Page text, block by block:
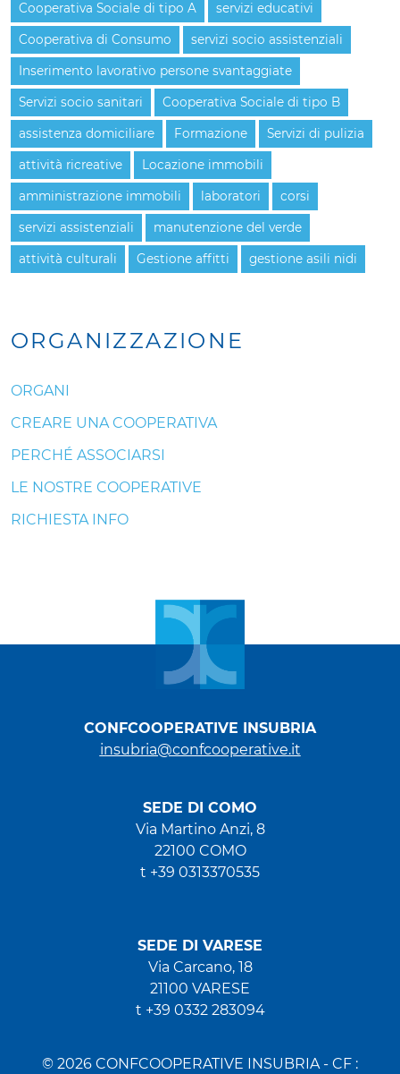
ORGANIZZAZIONE
ORGANI
CREARE UNA COOPERATIVA
PERCHÉ ASSOCIARSI
LE NOSTRE COOPERATIVE
RICHIESTA INFO
Cooperativa Sociale di tipo A servizi educativi
Cooperativa di Consumo servizi socio assistenziali
Inserimento lavorativo persone svantaggiate
Servizi socio sanitari Cooperativa Sociale di tipo B
assistenza domiciliare Formazione Servizi di pulizia
attività ricreative Locazione immobili
amministrazione immobili laboratori corsi
servizi assistenziali manutenzione del verde
attività culturali Gestione affitti gestione asili nidi
CONFCOOPERATIVE INSUBRIA
insubria@confcooperative.it
SEDE DI COMO
Via Martino Anzi, 8
22100 COMO
t +39 0313370535
SEDE DI VARESE
Via Carcano, 18
21100 VARESE
t +39 0332 283094
© 2026 CONFCOOPERATIVE INSUBRIA - CF :